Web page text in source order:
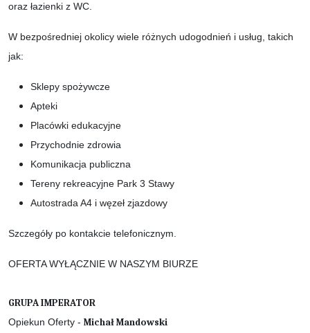
oraz łazienki z WC.
W bezpośredniej okolicy wiele różnych udogodnień i usług, takich
jak:
Sklepy spożywcze
Apteki
Placówki edukacyjne
Przychodnie zdrowia
Komunikacja publiczna
Tereny rekreacyjne Park 3 Stawy
Autostrada A4 i węzeł zjazdowy
Szczegóły po kontakcie telefonicznym.
OFERTA WYŁĄCZNIE W NASZYM BIURZE
GRUPA IMPERATOR
Opiekun Oferty - Michał Mandowski